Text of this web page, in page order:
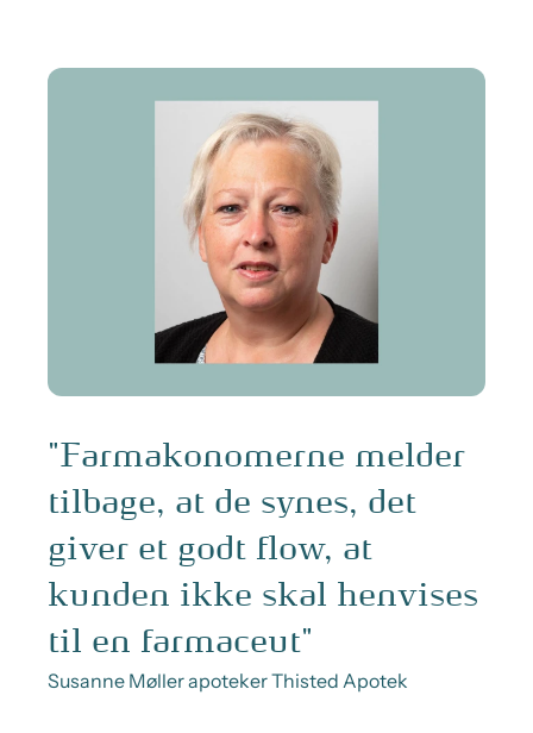
"Farmakonomerne melder
tilbage, at de synes, det
giver et godt flow, at
kunden ikke skal henvises
til en farmaceut"
Susanne Møller apoteker Thisted Apotek